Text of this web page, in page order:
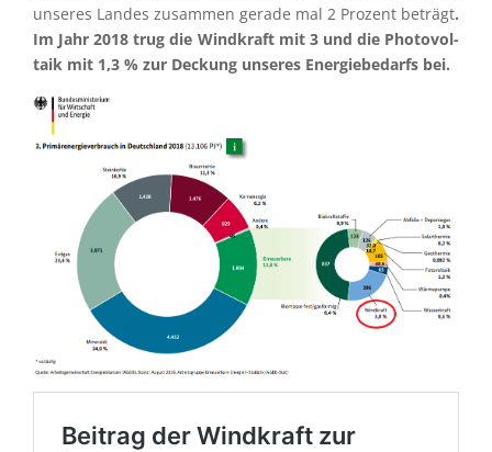
unseres Landes zusam­men gerade mal 2 Prozent beträgt.
Im Jahr 2018 trug die Windkraft mit 3 und die Photo­vol­
taik mit 1,3 % zur Deckung unseres Energie­be­darfs bei.